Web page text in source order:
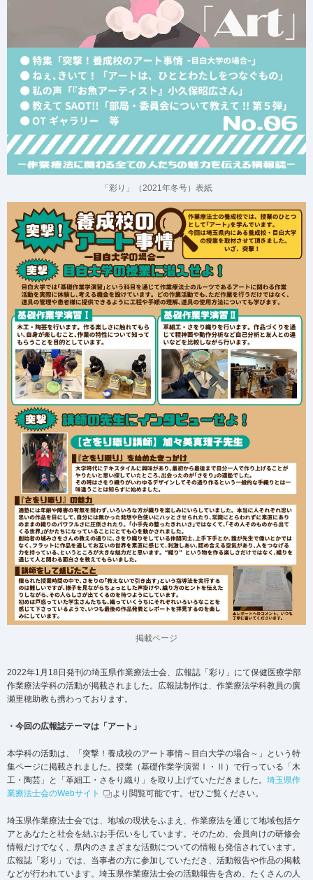
「彩り」（2021年冬号）表紙
掲載ページ
2022年1月18日発刊の埼玉県作業療法士会、広報誌「彩り」にて保健医療学部
作業療法学科の活動が掲載されました。広報誌制作は、作業療法学科教員の廣
瀬里穂助教も携わっております。
・今回の広報誌テーマは「アート」
本学科の活動は、「突撃！養成校のアート事情～目白大学の場合～」という特
集ページに掲載されました。授業（基礎作業学演習Ⅰ・Ⅱ）で行っている「木
工・陶芸」と「革細工・さをり織り」を取り上げていただきました。 埼玉県作
業療法士会のWebサイト
より閲覧可能です。ぜひご覧ください。
埼玉県作業療法士会では、地域の現状をふまえ、作業療法を通じて地域包括ケ
アとあなたと社会を結ぶお手伝いをしています。そのため、会員向けの研修会
情報だけでなく、県内のさまざまな活動についての情報も発信されています。
広報誌「彩り」では、当事者の方に参加していただき、活動報告や作品の掲載
などが行われています。埼玉県作業療法士会の活動報告を含め、たくさんの人